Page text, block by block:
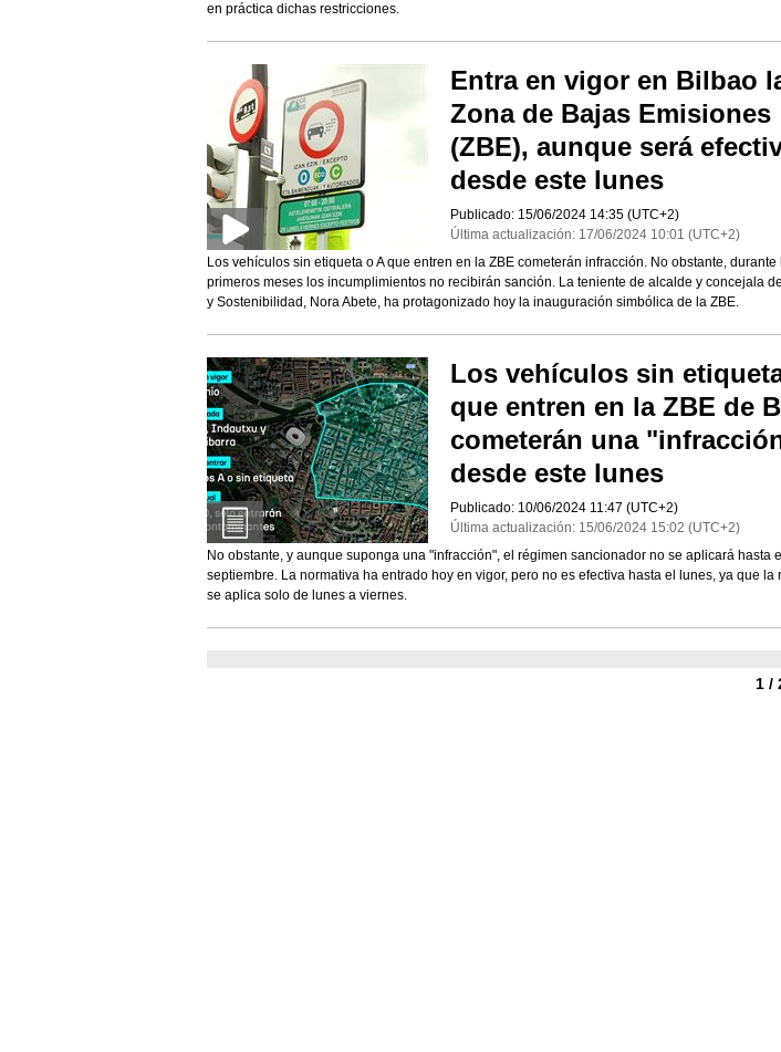
en práctica dichas restricciones.
Entra en vigor en Bilbao
Zona de Bajas Emisiones
(ZBE), aunque será
desde este lunes
Publicado: 15/06/2024 14:35 (UTC+2)
Última actualización: 17/06/2024 10:01 (UTC+2)
Los vehículos sin etiqueta o A que entren en la ZBE cometerán infracción. No obstante, durante
primeros meses los incumplimientos no recibirán sanción. La teniente de alcalde y concejala
y Sostenibilidad, Nora Abete, ha protagonizado hoy la inauguración simbólica de la ZBE.
Los vehículos sin
que entren en la ZBE de
cometerán una
desde este lunes
Publicado: 10/06/2024 11:47 (UTC+2)
Última actualización: 15/06/2024 15:02 (UTC+2)
No obstante, y aunque suponga una "infracción", el régimen sancionador no se aplicará hasta
septiembre. La normativa ha entrado hoy en vigor, pero no es efectiva hasta el lunes, ya que la
se aplica solo de lunes a viernes.
1 /